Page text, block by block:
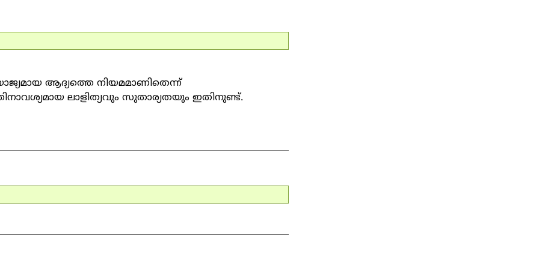
ആദ്യത്തെ നിയമമാണിതെന്ന്
ലാളിത്യവും സുതാര്യതയും ഇതിനുണ്ട്.